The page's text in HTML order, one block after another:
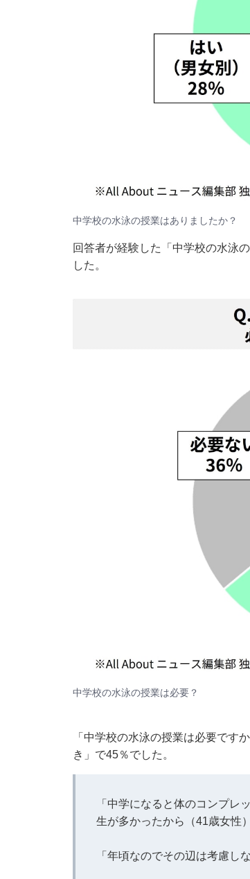
中学校の水泳の授業はありましたか？
回答者が経験した「中学校の水泳
した。
中学校の水泳の授業は必要？
「中学校の水泳の授業は必要です
き」で45％でした。
「中学になると体のコンプレ
生が多かったから（41歳女性）
「年頃なのでその辺は考慮し